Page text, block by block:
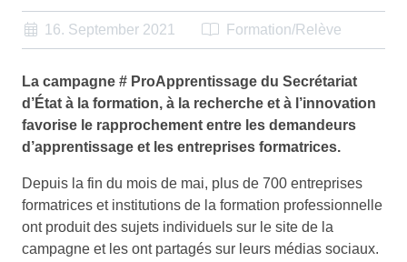
16. September 2021 Formation/Relève
La campagne # ProApprentissage du Secrétariat
d’État à la formation, à la recherche et à l’innovation
favorise le rapprochement entre les demandeurs
d’apprentissage et les entreprises formatrices.
Depuis la fin du mois de mai, plus de 700 entreprises
formatrices et institutions de la formation professionnelle
ont produit des sujets individuels sur le site de la
campagne et les ont partagés sur leurs médias sociaux.